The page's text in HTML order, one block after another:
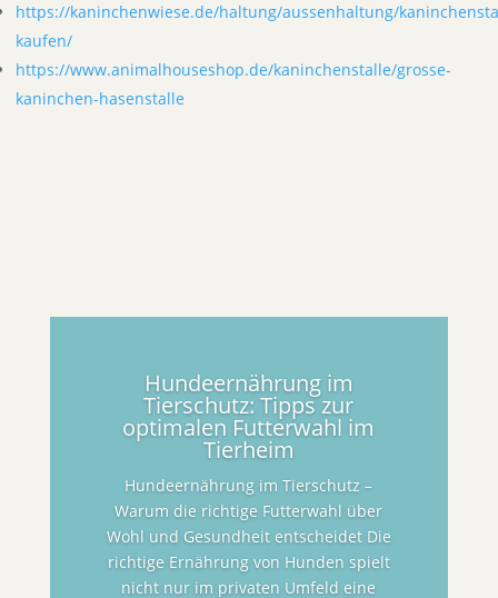
https://kaninchenwiese.de/haltung/aussenhaltung/
kaufen/
https://www.animalhouseshop.de/kaninchenstalle/grosse-
kaninchen-hasenstalle
Hundeernährung im
Tierschutz: Tipps zur
optimalen Futterwahl im
Tierheim
Hundeernährung im Tierschutz –
Warum die richtige Futterwahl über
Wohl und Gesundheit entscheidet Die
richtige Ernährung von Hunden spielt
nicht nur im privaten Umfeld eine